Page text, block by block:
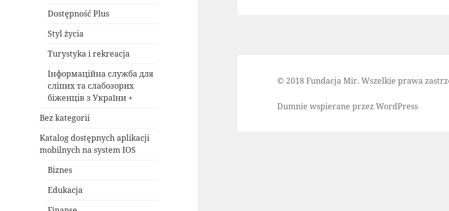
Dostępność Plus
Styl życia
Turystyka i rekreacja
Інформаційна служба для
сліпих та слабозорих
біженців з України +
Bez kategorii
Katalog dostępnych aplikacji
mobilnych na system IOS
Biznes
Edukacja
© 2018 Fundacja Mir. Wszelkie prawa
Dumnie wspierane przez WordPress